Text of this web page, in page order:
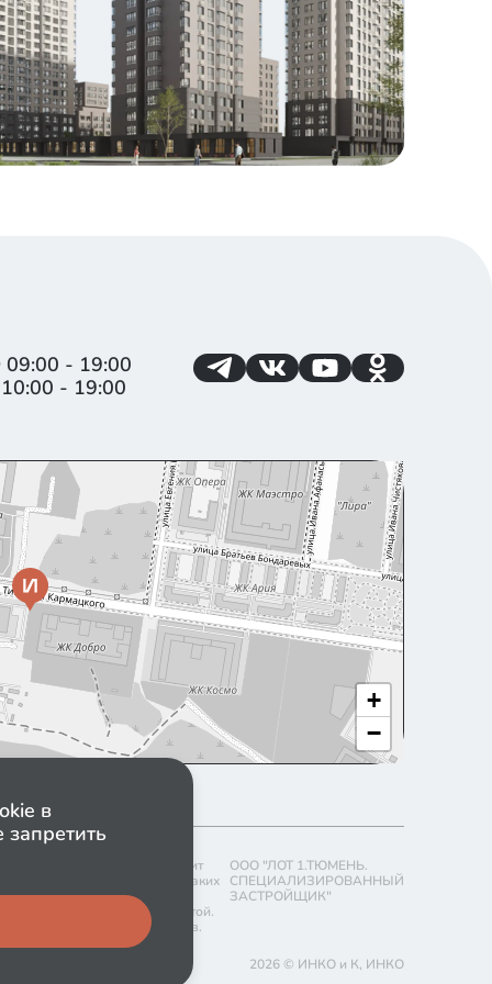
09:00 - 19:00
10:00 - 19:00
+
−
на то, что данный сайт носит
характер и ни при каких
материалы и цены,
являются публичной офертой.
изменять стоимость объектов.
ООО "ЛОТ 1.ТЮМЕНЬ.
СПЕЦИАЛИЗИРОВАННЫЙ
ЗАСТРОЙЩИК"
2026© ИНКО и К, ИНКО
в